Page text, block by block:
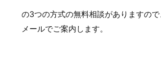
の3つの方式の無料相談がありますの
メールでご案内します。